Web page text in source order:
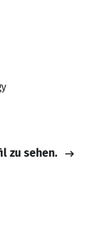
zu sehen.